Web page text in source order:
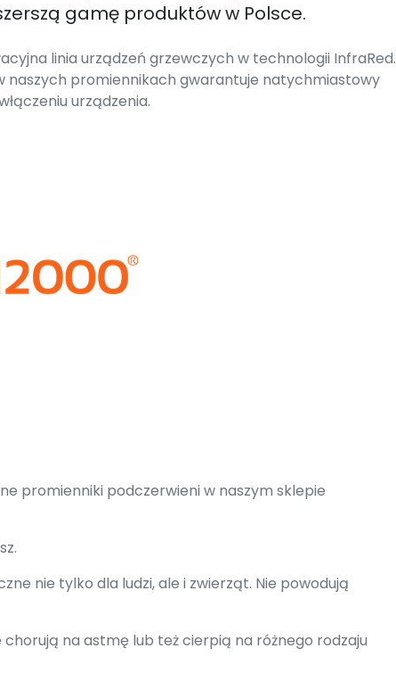
gamę produktów w Polsce.
linia urządzeń grzewczych w technologii InfraRed.
naszych promiennikach gwarantuje natychmiastowy
urządzenia.
promienniki podczerwieni w naszym sklepie
nie tylko dla ludzi, ale i zwierząt. Nie powodują
na astmę lub też cierpią na różnego rodzaju